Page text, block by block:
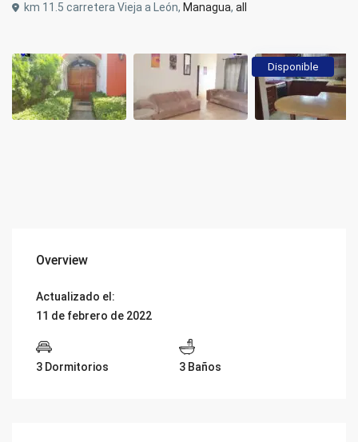
km 11.5 carretera Vieja a León, Managua,all
Disponible
Overview
Actualizado el:
11 de febrero de 2022
3 Dormitorios 3 Baños